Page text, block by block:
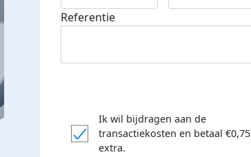
Donateurs bedankt
Referentie
Ik wil bijdragen aan de
transactiekosten en betaal €0,75
extra.